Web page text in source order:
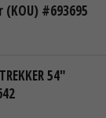
#693695
54"